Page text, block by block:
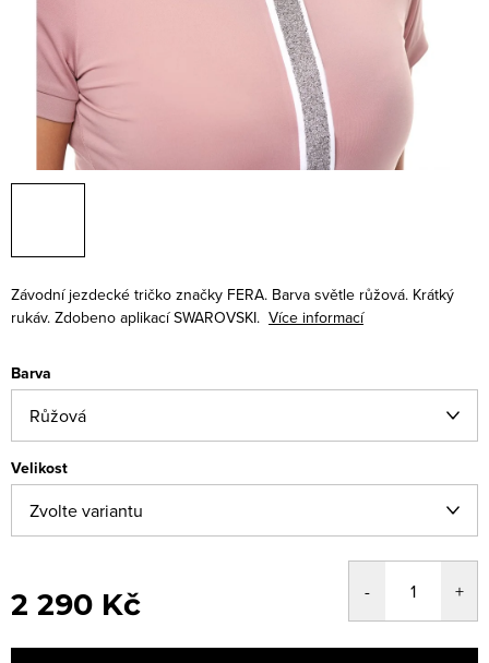
Závodní jezdecké tričko značky FERA. Barva světle růžová. Krátký
rukáv. Zdobeno aplikací SWAROVSKI. Více informací
Barva
Velikost
2 290 Kč
cena: